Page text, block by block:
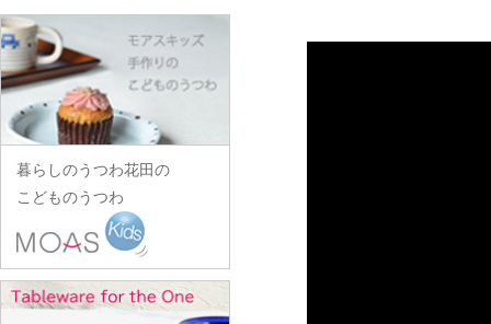
iiDA Woodturning
伊賀焼土楽
池島直人
池島仁美
生島賢
生島明水
池田大介
石川漆宝堂
石田誠
川辺忠
川村宏樹
幹山繁太
季更器窯
岸野寛
北野敏一（犀ノ音窯）
日下華子
葛和万紀
島田まるみ
志村睦彦
城進
菅原博之
杉本太郎
鈴木重孝
鈴木潤吾
田中あい
田中佐和子
谷口嘉
谷永太郎
玉山保男
田沼英里
崔在皓
中村一也
中村幸一郎
d.Tam 中村孝子/桃子
中村智美
中村真紀
中山孝志
名古路英介
西納三枝
花田オリジナル
羽生直記
林京子
林拓児
原口潔
原田七重
原田譲
原光弘
日高伸治
松浦コータロー
松浦ナオコ
松葉勇輝
松本郁美
松本優樹
松本良夫
三浦侑子
水垣千悦
水野克俊
山口硝子
山口利枝
山崎葉
山田洋次
山田隆太郎
山中恵介
山本哲也
山本恭代
山本亮平
ワダコーヘー
渡辺信史
渡邊心平
暮らしのうつわ花田の
こどものうつわ